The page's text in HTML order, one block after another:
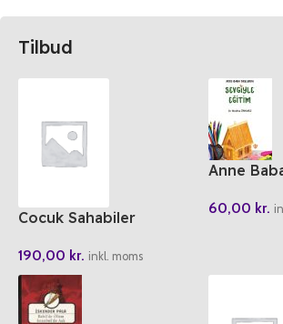
Tilbud
Cocuk Sahabiler
190,00 kr. inkl. moms
Anne
60,00 kr.